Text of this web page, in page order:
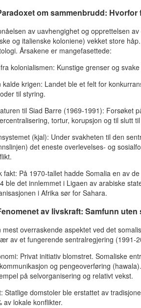
om sammenbrudd: Hvorfor
av uavhengighet og opprettelsen
og italienske koloniene) vekket store
Årsakene er mangefasettede:
kolonialismen: Kunstige grenser og
kalde krigen: Landet ble et felt for
til styring.
til Siad Barre (1969-1991): Forsøket
tortur, korupsjon og til slutt
(kjal): Under svakheten til den
det eneste overlevelses- og
fakt: På 1970-tallet hadde Somalia en av
ble det innlemmet i Ligaen av arabiske
i Afrika sør for Sahara.
av livskraft: Samfunn uten
mest overraskende aspektet ved det
av et fungerende sentralregjering (1991-
Privat initiativ blomstret. Somaliske
og pengeoverføring
på selvorganisering og relativt vekst.
Statlige domstoler ble erstattet av
av lokale konflikter.